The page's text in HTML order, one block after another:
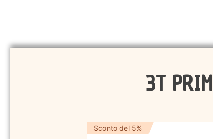
3T
Sconto del 5%